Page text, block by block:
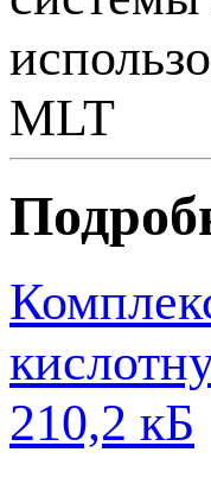
MLT
210,2 кБ